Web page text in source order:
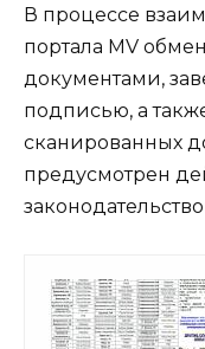
В процессе
портала MV
документами,
подписью, а
сканированных
предусмотрен